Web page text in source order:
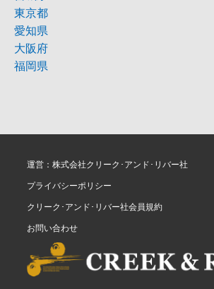
東京都
愛知県
大阪府
福岡県
運営：株式会社クリーク･アンド･リバー社
プライバシーポリシー
クリーク･アンド･リバー社会員規約
お問い合わせ